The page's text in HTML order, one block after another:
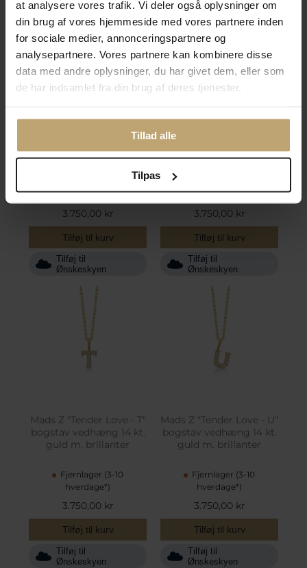
at analysere vores trafik. Vi deler også oplysninger om
din brug af vores hjemmeside med vores partnere inden
for sociale medier, annonceringspartnere og
analysepartnere. Vores partnere kan kombinere disse
data med andre oplysninger, du har givet dem, eller som
de har indsamlet fra din brug af deres tjenester.
Tillad alle
Tilpas
bogstav vedhæng 14 kt.
guld m. brillanter
hverdage*)
3.750,00 kr
Tilføj til kurv
Tilføj til
Ønskeskyen
bogstav vedhæng 14 kt.
guld m. brillanter
hverdage*)
3.750,00 kr
Tilføj til kurv
Tilføj til
Ønskeskyen
Mads Z "Tender Love - T"
bogstav vedhæng 14 kt.
guld m. brillanter
Fjernlager (3-10
hverdage*)
3.750,00 kr
Tilføj til kurv
Tilføj til
Ønskeskyen
Mads Z "Tender Love - U"
bogstav vedhæng 14 kt.
guld m. brillanter
Fjernlager (3-10
hverdage*)
3.750,00 kr
Tilføj til kurv
Tilføj til
Ønskeskyen